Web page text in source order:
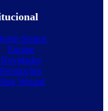
Somos
Equipe
Novidades
Promoções
Wizard